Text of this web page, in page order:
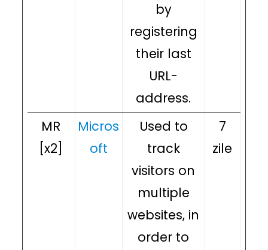
by
registering
their last
URL-
address.
MR
[x2]
Micros
oft
Used to
track
visitors on
multiple
websites, in
order to
7
zile